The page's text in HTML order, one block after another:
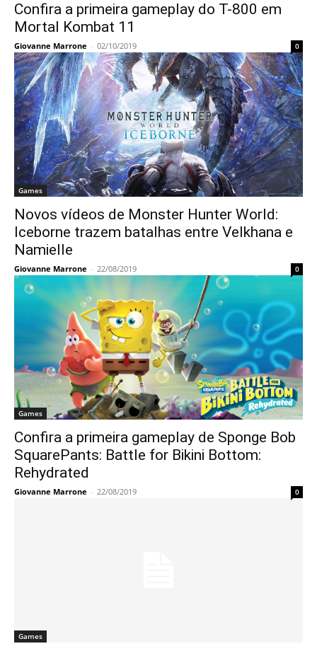
Confira a primeira gameplay do T-800 em
Mortal Kombat 11
Giovanne Marrone - 02/10/2019 0
Games
Novos vídeos de Monster Hunter World:
Iceborne trazem batalhas entre Velkhana e
Namielle
Giovanne Marrone - 22/08/2019 0
Games
Confira a primeira gameplay de Sponge Bob
SquarePants: Battle for Bikini Bottom:
Rehydrated
Giovanne Marrone - 22/08/2019 0
Games